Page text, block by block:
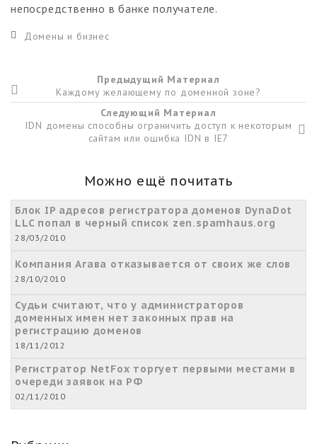
непосредственно в банке получателе.
Домены и бизнес
Предыдущий Материал
Каждому желающему по доменной зоне?
Следующий Материал
IDN домены способны ограничить доступ к некоторым
сайтам или ошибка IDN в IE7
Можно ещё почитать
Блок IP адресов регистратора доменов DynaDot
LLC попал в черный список zen.spamhaus.org
28/03/2010
Компания Агава отказывается от своих же слов
28/10/2010
Судьи считают, что у администраторов
доменных имен нет законных прав на
регистрацию доменов
18/11/2012
Регистратор NetFox торгует первыми местами в
очереди заявок на РФ
02/11/2010